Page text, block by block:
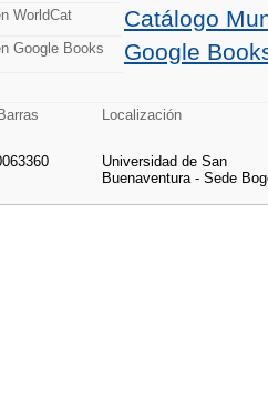
WorldCat Catálogo
Google Books Google
Localización
Universidad de San
Buenaventura - Sede